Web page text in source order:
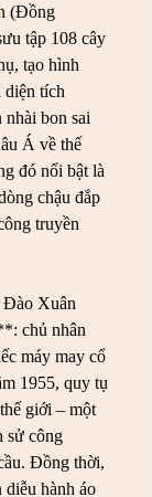
(Đồng
tập 108 cây
tạo hình
diện tích
bon sai
Á về thế
đó nổi bật là
chậu đắp
truyền
Xuân
chủ nhân
máy may cổ
1955, quy tụ
giới – một
sử công
Đồng thời,
hành áo